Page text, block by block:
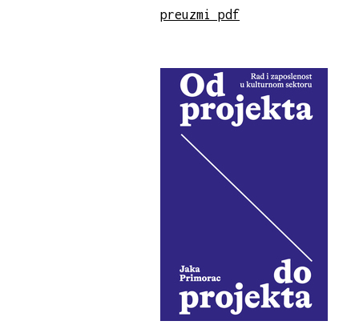
preuzmi pdf